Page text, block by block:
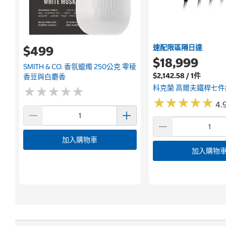
$499
SMITH & CO. 香氛蠟燭 250公克 零稜
香豆與白麝香
★★★★★
★★★★★
加入購物車
速配限區隔日達
$18,999
$2,142.58 / 1件
科克蘭 高爾夫鐵桿七
★★★★★
★★★★★
加入購物